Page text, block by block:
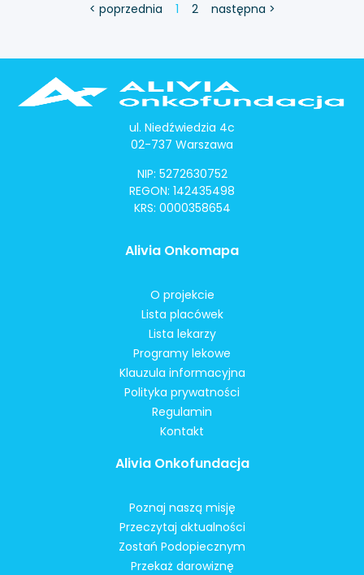
< poprzednia 1 2 następna >
ul. Niedźwiedzia 4c
02-737 Warszawa
NIP: 5272630752
REGON: 142435498
KRS: 0000358654
Alivia Onkomapa
O projekcie
Lista placówek
Lista lekarzy
Programy lekowe
Klauzula informacyjna
Polityka prywatności
Regulamin
Kontakt
Alivia Onkofundacja
Poznaj naszą misję
Przeczytaj aktualności
Zostań Podopiecznym
Przekaż darowiznę